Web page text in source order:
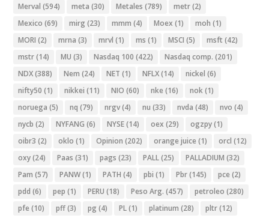
Merval (594) meta (30) Metales (789) metr(2)
Mexico (69) mirg (23) mmm (4) Moex (1) moh (1)
MORI (2) mrna (3) mrvl (1) ms (1) MSCI (5) msft (42)
mstr(14) MU (3) Nasdaq 100 (422) Nasdaq comp. (201)
NDX(388) Nem (24) NET (1) NFLX(14) nickel (6)
nifty50 (1) nikkei (11) NIO (60) nke (16) nok(1)
noruega (5) nq (79) nrgv(4) nu (33) nvda (48) nvo (4)
nycb (2) NYFANG (6) NYSE(14) oex (29) ogzpy(1)
oibr3 (2) oklo (1) Opinion (202) orange juice (1) orcl (12)
oxy(24) Paas (31) pags (23) PALL(25) PALLADIUM (32)
Pam (57) PANW(1) PATH (4) pbi (1) Pbr(145) pce (2)
pdd (6) pep (1) PERU (18) Peso Arg. (457) petroleo (280)
pfe (10) pff(3) pg (4) PL(1) platinum (28) pltr(12)